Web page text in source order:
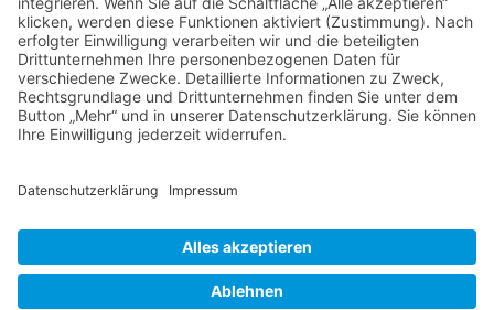
BERNINA Schnurannähfuss #21
44,90€– 51,90€
Ausführung wählen
Wichtige Infos
Copyright © 2014 Nähmaschinen Senci